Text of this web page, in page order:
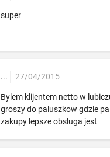
super
... 27/04/2015
Bylem klijentem netto w
groszy do paluszkow gdzie
zakupy lepsze obsluga jest